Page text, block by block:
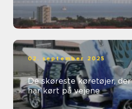
02. september 2025
De skøreste køretøjer,
har kørt på vejene